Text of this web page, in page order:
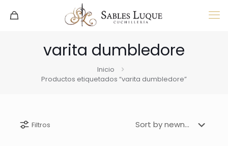
varita dumbledore
Inicio
Productos etiquetados “varita dumbledore”
Filtros